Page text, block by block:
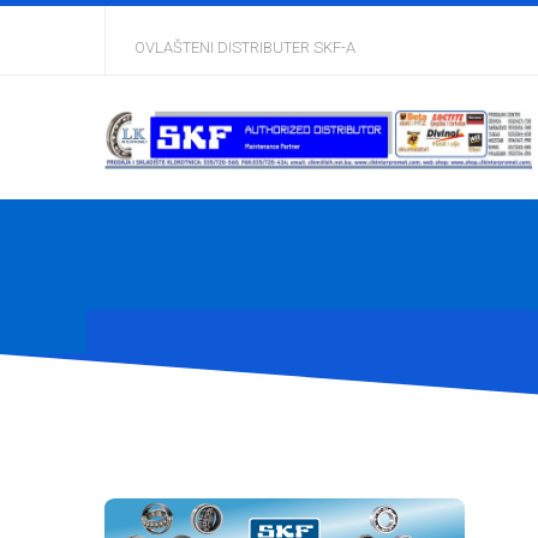
OVLAŠTENI DISTRIBUTER SKF-A